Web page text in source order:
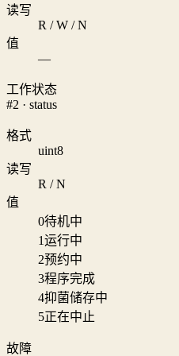
读写
R / W / N
值
—
工作状态
#2 · status
格式
uint8
读写
R / N
值
0待机中
1运行中
2预约中
3程序完成
4抑菌储存中
5正在中止
故障